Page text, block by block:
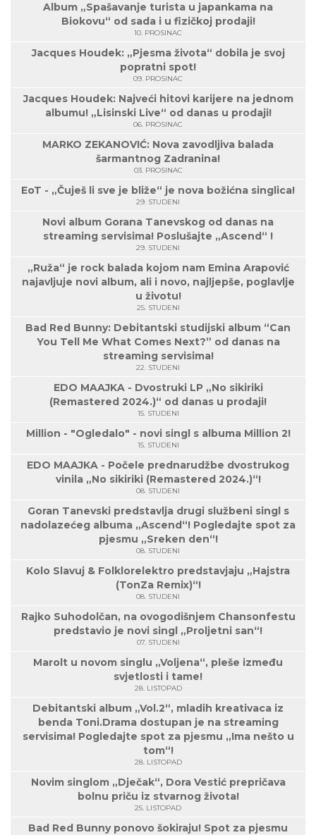
Album „Spašavanje turista u japankama na
Biokovu“ od sada i u fizičkoj prodaji!
10. PROSINAC
Jacques Houdek: „Pjesma života“ dobila je svoj
popratni spot!
09. PROSINAC
Jacques Houdek: Najveći hitovi karijere na jednom
albumu! „Lisinski Live“ od danas u prodaji!
06. PROSINAC
MARKO ZEKANOVIĆ: Nova zavodljiva balada
šarmantnog Zadranina!
03. PROSINAC
EoT - „Čuješ li sve je bliže“ je nova božićna singlica!
29. STUDENI
Novi album Gorana Tanevskog od danas na
streaming servisima! Poslušajte „Ascend“ !
29. STUDENI
„Ruža“ je rock balada kojom nam Emina Arapović
najavljuje novi album, ali i novo, najljepše, poglavlje
u životu!
25. STUDENI
Bad Red Bunny: Debitantski studijski album “Can
You Tell Me What Comes Next?” od danas na
streaming servisima!
22. STUDENI
EDO MAAJKA - Dvostruki LP „No sikiriki
(Remastered 2024.)“ od danas u prodaji!
15. STUDENI
Million - "Ogledalo" - novi singl s albuma Million 2!
15. STUDENI
EDO MAAJKA - Počele prednarudžbe dvostrukog
vinila „No sikiriki (Remastered 2024.)“!
08. STUDENI
Goran Tanevski predstavlja drugi službeni singl s
nadolazećeg albuma „Ascend“! Pogledajte spot za
pjesmu „Sreken den“!
08. STUDENI
Kolo Slavuj & Folklorelektro predstavjaju „Hajstra
(TonZa Remix)“!
08. STUDENI
Rajko Suhodolčan, na ovogodišnjem Chansonfestu
predstavio je novi singl „Proljetni san“!
07. STUDENI
Marolt u novom singlu „Voljena“, pleše između
svjetlosti i tame!
28. LISTOPAD
Debitantski album „Vol.2“, mladih kreativaca iz
benda Toni.Drama dostupan je na streaming
servisima! Pogledajte spot za pjesmu „Ima nešto u
tom“!
28. LISTOPAD
Novim singlom „Dječak“, Dora Vestić prepričava
bolnu priču iz stvarnog života!
25. LISTOPAD
Bad Red Bunny ponovo šokiraju! Spot za pjesmu